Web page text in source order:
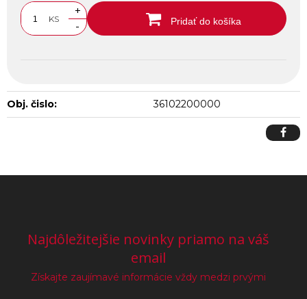
KS
+
-
Pridať do košíka
Obj. čislo: 36102200000
Najdôležitejšie novinky priamo na váš
email
Získajte zaujímavé informácie vždy medzi prvými